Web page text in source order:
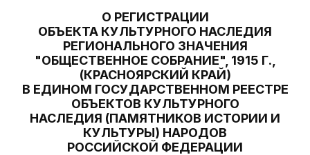
О РЕГИСТРАЦИИ
ОБЪЕКТА КУЛЬТУРНОГО НАСЛЕДИЯ
РЕГИОНАЛЬНОГО ЗНАЧЕНИЯ
"ОБЩЕСТВЕННОЕ СОБРАНИЕ", 1915 Г.,
(КРАСНОЯРСКИЙ КРАЙ)
В ЕДИНОМ ГОСУДАРСТВЕННОМ РЕЕСТРЕ
ОБЪЕКТОВ КУЛЬТУРНОГО
НАСЛЕДИЯ (ПАМЯТНИКОВ ИСТОРИИ И
КУЛЬТУРЫ) НАРОДОВ
РОССИЙСКОЙ ФЕДЕРАЦИИ